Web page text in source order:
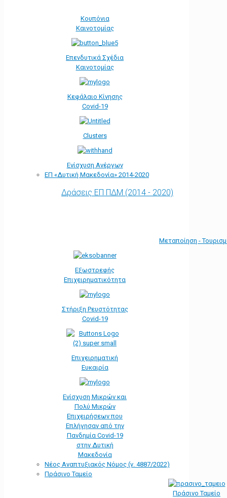
Κουπόνια
Καινοτομίας
Επενδυτικά Σχέδια
Καινοτομίας
Κεφάλαιο Κίνησης
Covid-19
Clusters
Ενίσχυση Ανέργων
ΕΠ «Δυτική Μακεδονία» 2014-2020
Δράσεις ΕΠ ΠΔΜ (2014 - 2020)
Μεταποίηση -
Εξωστρεφής
Επιχειρηματικότητα
Στήριξη Ρευστότητας
Covid-19
Επιχειρηματική
Ευκαιρία
Ενίσχυση Μικρών και
Πολύ Μικρών
Επιχειρήσεων που
Επλήγησαν από την
Πανδημία Covid-19
στην Δυτική
Μακεδονία
Νέος Αναπτυξιακός Νόμος (ν. 4887/2022)
Πράσινο Ταμείο
Πράσινο Ταμείο